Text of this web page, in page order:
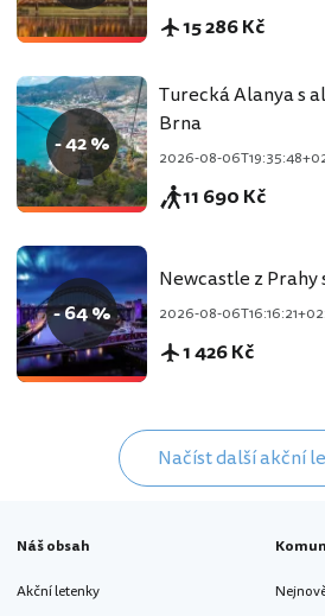
15 286 Kč
- 42 %
Turecká Alanya s
Brna
2026-08-
11 690 Kč
- 64 %
Newcastle z Prahy
2026-08-
1 426 Kč
Načíst další akční
Náš obsah
Akční letenky